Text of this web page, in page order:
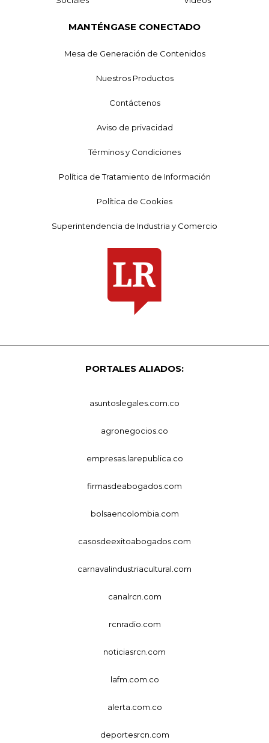
MANTÉNGASE CONECTADO
Mesa de Generación de Contenidos
Nuestros Productos
Contáctenos
Aviso de privacidad
Términos y Condiciones
Política de Tratamiento de Información
Política de Cookies
Superintendencia de Industria y Comercio
PORTALES ALIADOS:
asuntoslegales.com.co
agronegocios.co
empresas.larepublica.co
firmasdeabogados.com
bolsaencolombia.com
casosdeexitoabogados.com
carnavalindustriacultural.com
canalrcn.com
rcnradio.com
noticiasrcn.com
lafm.com.co
alerta.com.co
deportesrcn.com